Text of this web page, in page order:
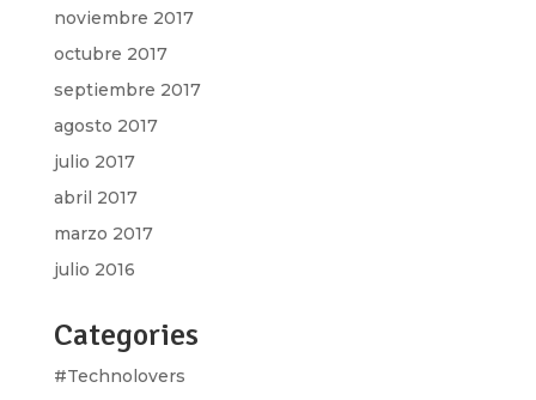
noviembre 2017
octubre 2017
septiembre 2017
agosto 2017
julio 2017
abril 2017
marzo 2017
julio 2016
Categories
#Technolovers